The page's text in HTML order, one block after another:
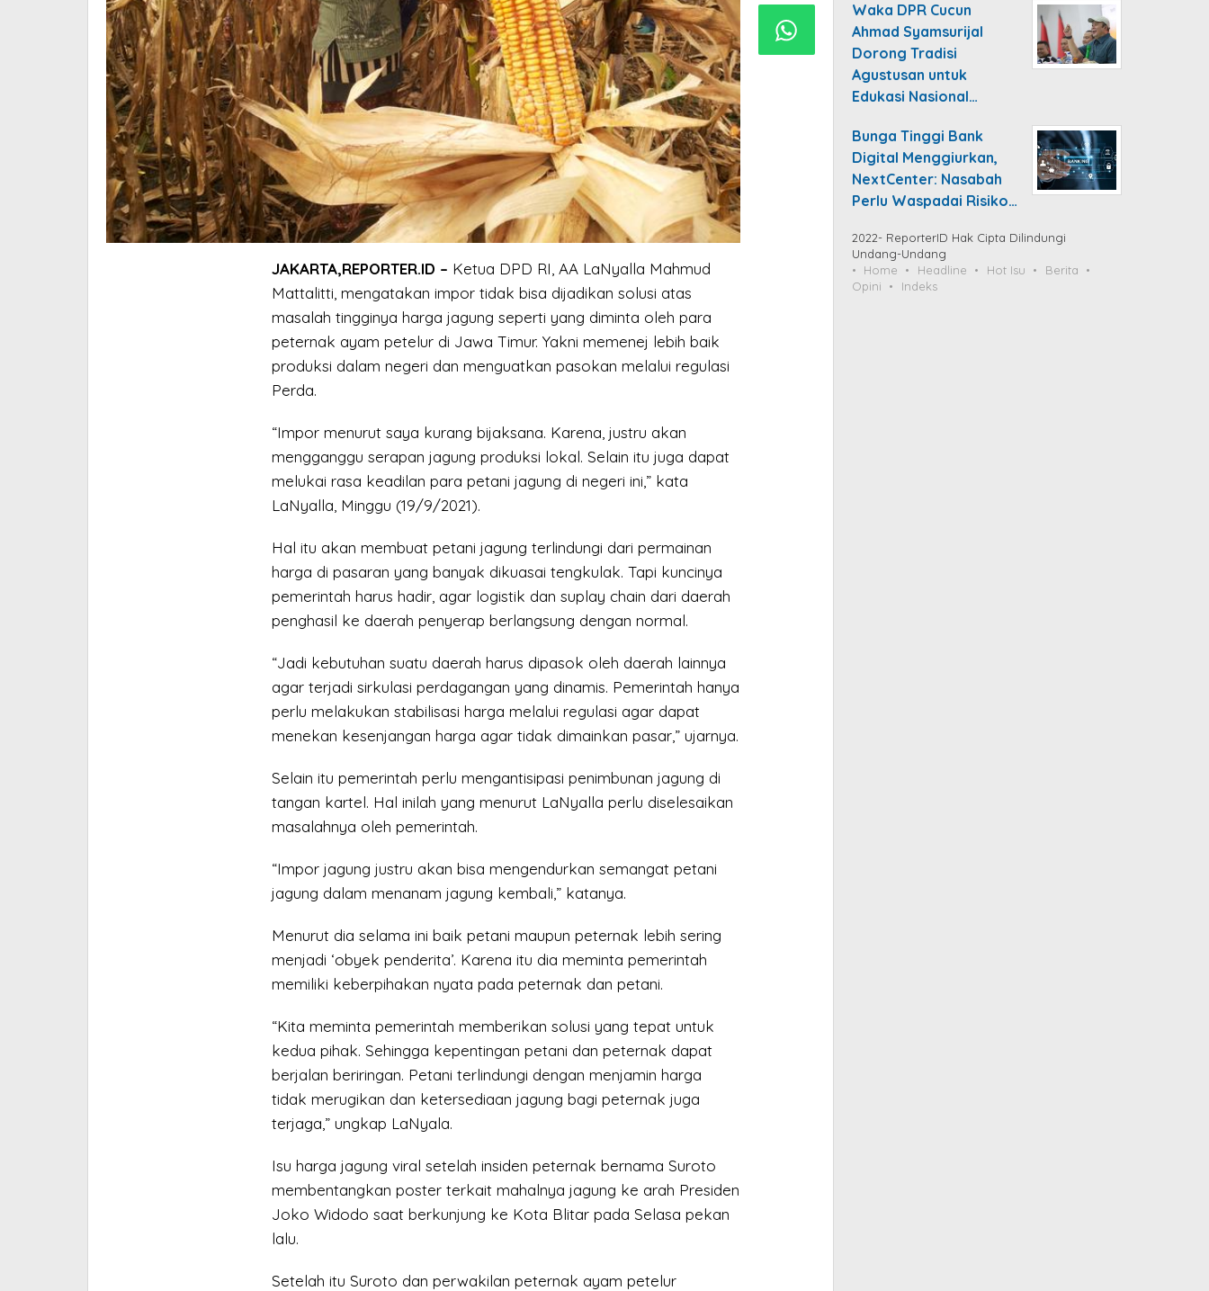
JAKARTA,REPORTER.ID – Ketua DPD RI, AA LaNyalla Mahmud
Mattalitti, mengatakan impor tidak bisa dijadikan solusi atas
masalah tingginya harga jagung seperti yang diminta oleh para
peternak ayam petelur di Jawa Timur. Yakni memenej lebih baik
produksi dalam negeri dan menguatkan pasokan melalui regulasi
Perda.
“Impor menurut saya kurang bijaksana. Karena, justru akan
mengganggu serapan jagung produksi lokal. Selain itu juga dapat
melukai rasa keadilan para petani jagung di negeri ini,” kata
LaNyalla, Minggu (19/9/2021).
Hal itu akan membuat petani jagung terlindungi dari permainan
harga di pasaran yang banyak dikuasai tengkulak. Tapi kuncinya
pemerintah harus hadir, agar logistik dan suplay chain dari daerah
penghasil ke daerah penyerap berlangsung dengan normal.
“Jadi kebutuhan suatu daerah harus dipasok oleh daerah lainnya
agar terjadi sirkulasi perdagangan yang dinamis. Pemerintah hanya
perlu melakukan stabilisasi harga melalui regulasi agar dapat
menekan kesenjangan harga agar tidak dimainkan pasar,” ujarnya.
Selain itu pemerintah perlu mengantisipasi penimbunan jagung di
tangan kartel. Hal inilah yang menurut LaNyalla perlu diselesaikan
masalahnya oleh pemerintah.
“Impor jagung justru akan bisa mengendurkan semangat petani
jagung dalam menanam jagung kembali,” katanya.
Menurut dia selama ini baik petani maupun peternak lebih sering
menjadi ‘obyek penderita’. Karena itu dia meminta pemerintah
memiliki keberpihakan nyata pada peternak dan petani.
“Kita meminta pemerintah memberikan solusi yang tepat untuk
kedua pihak. Sehingga kepentingan petani dan peternak dapat
berjalan beriringan. Petani terlindungi dengan menjamin harga
tidak merugikan dan ketersediaan jagung bagi peternak juga
terjaga,” ungkap LaNyala.
Isu harga jagung viral setelah insiden peternak bernama Suroto
membentangkan poster terkait mahalnya jagung ke arah Presiden
Joko Widodo saat berkunjung ke Kota Blitar pada Selasa pekan
lalu.
Setelah itu Suroto dan perwakilan peternak ayam petelur
Waka DPR Cucun
Ahmad Syamsurijal
Dorong Tradisi
Agustusan untuk
Edukasi Nasional…
Bunga Tinggi Bank
Digital Menggiurkan,
NextCenter: Nasabah
Perlu Waspadai Risiko…
2022- ReporterID Hak Cipta Dilindungi
Undang-Undang
Home
Headline Hot Isu
Berita
Opini
Indeks